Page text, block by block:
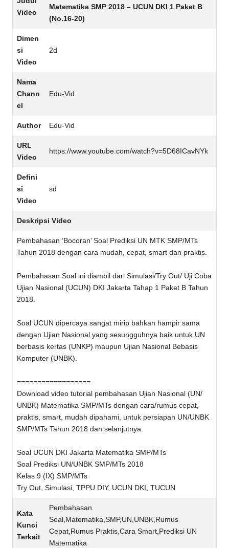
Video
Matematika SMP 2018 – UCUN DKI 1 Paket B
(No.16-20)
Dimen
si
Video
2d
Nama
Chann
el
Edu-Vid
Author Edu-Vid
URL
Video
https://www.youtube.com/watch?v=5D68ICavNYk
Defini
si
Video
sd
Deskripsi Video
Pembahasan ‘Bocoran’ Soal Prediksi UN MTK SMP/MTs
Tahun 2018 dengan cara mudah, cepat, smart dan praktis.
Pembahasan Soal ini diambil dari Simulasi/Try Out/ Uji Coba
Ujian Nasional (UCUN) DKI Jakarta Tahap 1 Paket B Tahun
2018.
Soal UCUN dipercaya sangat mirip bahkan hampir sama
dengan Ujian Nasional yang sesungguhnya baik untuk UN
berbasis kertas (UNKP) maupun Ujian Nasional Bebasis
Komputer (UNBK).
==================
Download video tutorial pembahasan Ujian Nasional (UN/
UNBK) Matematika SMP/MTs dengan cara/rumus cepat,
praktis, smart, mudah dipahami, untuk persiapan UN/UNBK
SMP/MTs Tahun 2018 dan selanjutnya.
Soal UCUN DKI Jakarta Matematika SMP/MTs
Soal Prediksi UN/UNBK SMP/MTs 2018
Kelas 9 (IX) SMP/MTs
Try Out, Simulasi, TPPU DIY, UCUN DKI, TUCUN
Kata
Kunci
Terkait
Pembahasan
Soal,Matematika,SMP,UN,UNBK,Rumus
Cepat,Rumus Praktis,Cara Smart,Prediksi UN
Matematika